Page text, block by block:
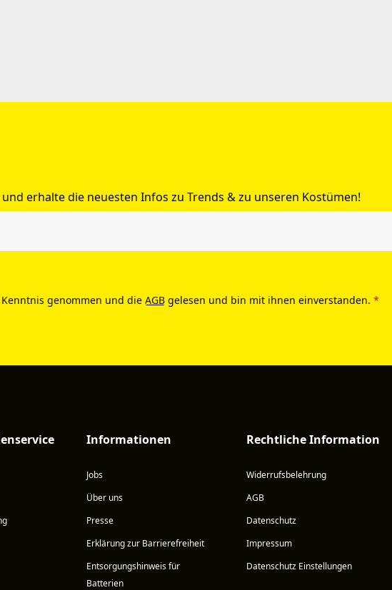
erhalte die neuesten Infos zu Trends & zu unseren Kostümen!
genommen und die AGB gelesen und bin mit ihnen einverstanden. *
Informationen
Jobs
Über uns
Presse
Erklärung zur Barrierefreiheit
Entsorgungshinweis für
Batterien
Rechtliche Information
Widerrufsbelehrung
AGB
Datenschutz
Impressum
Datenschutz Einstellungen